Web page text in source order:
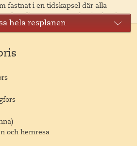
fastnat i en tidskapsel där alla
caféer ser ut som de gjorde på
är tidstypisk.
för lunch på egen hand. Kampens
utmärkt restaurangvåning på 5.e
två andra attraktioner här vid torget
Tystnadens kapell står. Det
har fått flera priser för sin
Även här går vi in och ser kapellet
inriktad på
hela resplanen
och hemresa